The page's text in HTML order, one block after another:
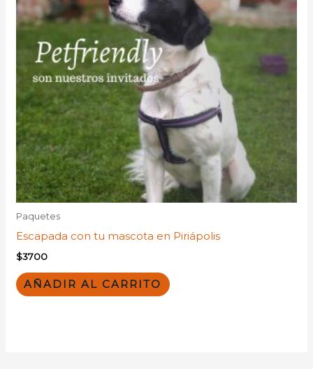
Paquetes
Escapada con tu mascota en Piriápolis
$3700
AÑADIR AL CARRITO